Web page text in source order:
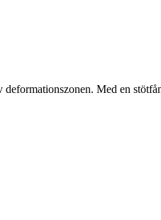
Med en